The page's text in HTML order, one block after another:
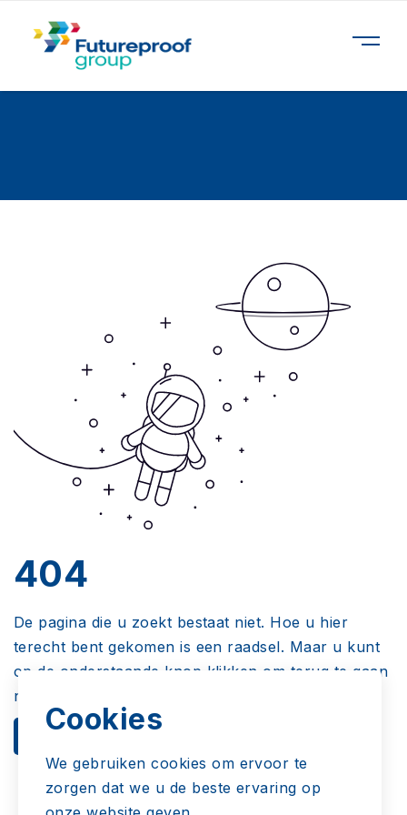
Cookies
We gebruiken cookies om ervoor te
zorgen dat we u de beste ervaring op
404
De pagina die u zoekt bestaat niet. Hoe u hier
terecht bent gekomen is een raadsel. Maar u kunt
op de onderstaande knop klikken om terug te gaan
naar de startpagina.
Terugkeren